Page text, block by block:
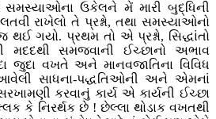
સમસ્યાઓના ઉકેલને મેં મારી બુદ્ધિની
રાખેલો તે પ્રશ્નો, તથા સમસ્યાઓનો
ગયો. પ્રથમ તો એ પ્રશ્નો, સિદ્ધાંતો
મદદથી સમજવાની ઈચ્છાનો અભાવ
જુદા વખતે અને માનવજાતિના વિવિધ
આવેલી સાધના-પદ્ધતિઓની અને એમનાં
કરવાનું કાર્ય એ કાર્યની ઈચ્છા
કે નિરર્થક છે ! છેલ્લા થોડાક વખતથી